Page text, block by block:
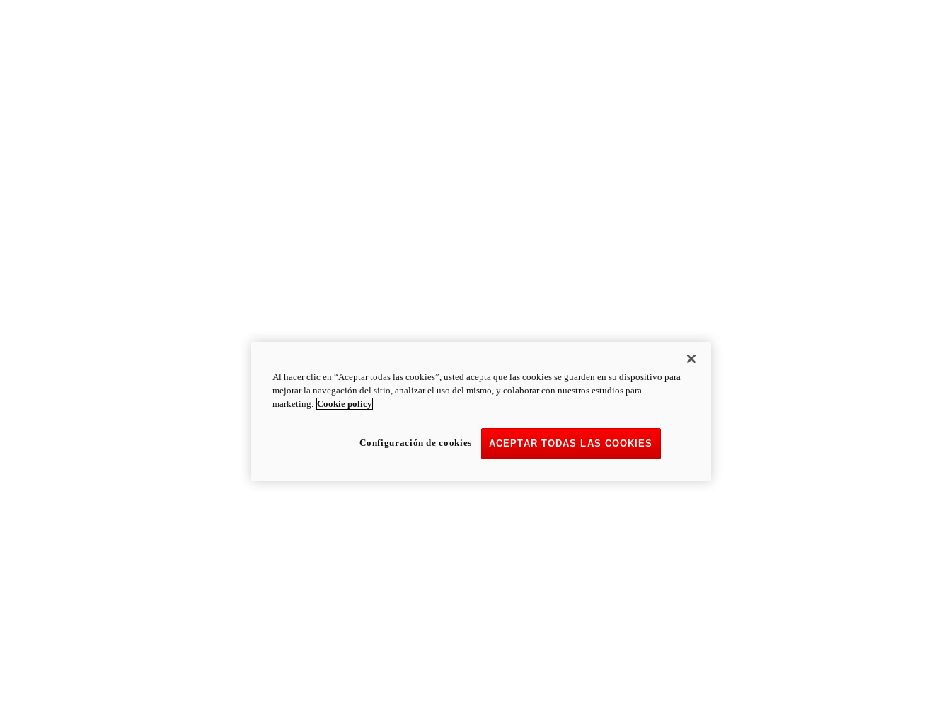
Al hacer clic en “Aceptar todas las cookies”, usted acepta que las cookies se guarden en su dispositivo para
mejorar la navegación del sitio, analizar el uso del mismo, y colaborar con nuestros estudios para
marketing. Cookie policy
ACEPTAR TODAS LAS COOKIES
Configuración de cookies